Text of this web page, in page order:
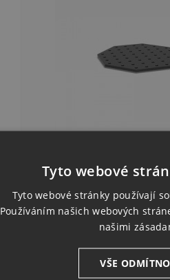
Osmihranná Deska SW
Plasmanitridovaný
Price
CZK64,376.00
 Add
 Quick
Tyto webové
Tyto webové stránky používají
Používáním našich webových
našimi
VŠE